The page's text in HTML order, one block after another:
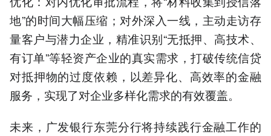
地”的时间大幅压缩；对外深入一线，主动走访存
量客户与潜力企业，精准识别“无抵押、高技术、
有订单”等轻资产企业的真实需求，打破传统信贷
对抵押物的过度依赖，以差异化、高效率的金融
服务，实现了对企业多样化需求的有效覆盖。
未来，广发银行东莞分行将持续践行金融工作的